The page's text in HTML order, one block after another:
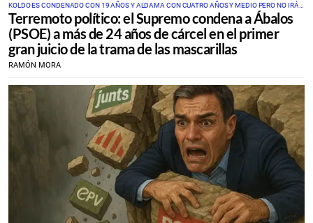
KOLDO ES CONDENADO CON 19 AÑOS Y ALDAMA CON CUATRO AÑOS Y MEDIO PERO NO IRÁ
A PRISIÓN POR HABER COLABORADO CON LA JUSTICIA
Terremoto político: el Supremo condena a Ábalos
(PSOE) a más de 24 años de cárcel en el primer
gran juicio de la trama de las mascarillas
RAMÓN MORA